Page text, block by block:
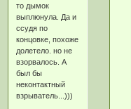
то дымок
выплюнула. Да и
ссудя по
концовке, похоже
долетело. но не
взорвалось. А
был бы
неконтактный
взрыватель...)))